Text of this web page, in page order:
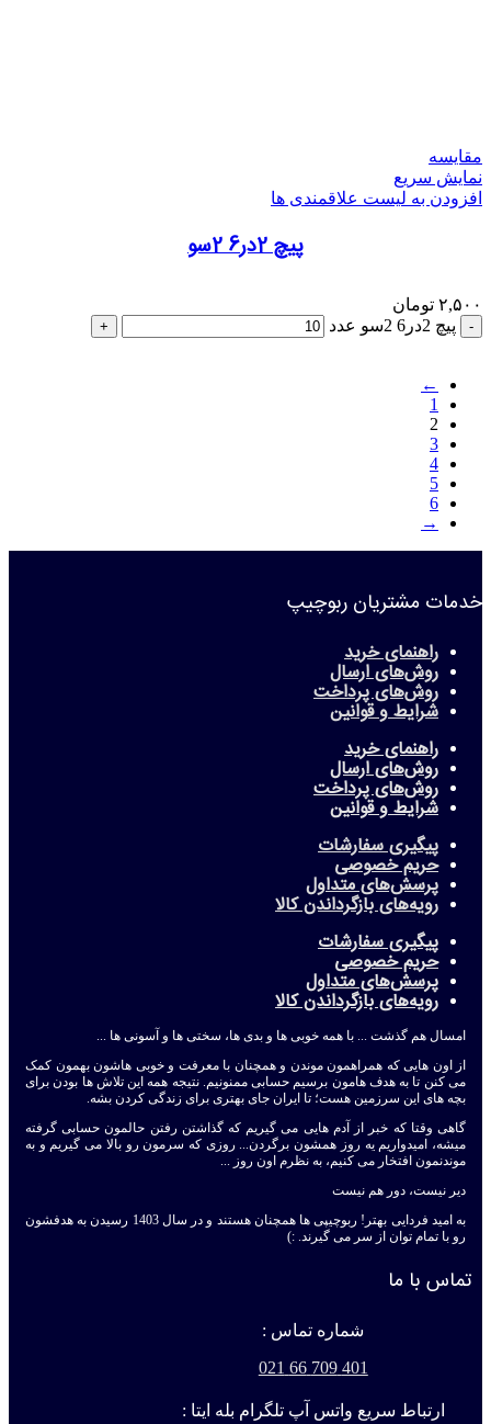
مقایسه
نمایش سریع
افزودن به لیست علاقمندی ها
پیچ 2در6 2سو
۲,۵۰۰ تومان
پیچ 2در6 2سو عدد
←
1
2
3
4
5
6
→
خدمات مشتریان ربوچیپ
راهنمای خرید
روش‌های ارسال
روش‌های پرداخت
شرایط و قوانین
راهنمای خرید
روش‌های ارسال
روش‌های پرداخت
شرایط و قوانین
پیگیری سفارشات
حریم خصوصی
پرسش‌های متداول
رویه‌های بازگرداندن کالا
پیگیری سفارشات
حریم خصوصی
پرسش‌های متداول
رویه‌های بازگرداندن کالا
امسال هم گذشت ... با همه خوبی ها و بدی ها، سختی ها و آسونی ها ...
از اون هایی که همراهمون موندن و همچنان با معرفت و خوبی هاشون بهمون کمک
می کنن تا به هدف هامون برسیم حسابی ممنونیم. نتیجه همه این تلاش ها بودن برای
بچه های این سرزمین هست؛ تا ایران جای بهتری برای زندگی کردن بشه.
گاهی وقتا که خبر از آدم هایی می گیریم که گذاشتن رفتن حالمون حسابی گرفته
میشه، امیدواریم یه روز همشون برگردن... روزی که سرمون رو بالا می گیریم و به
موندنمون افتخار می کنیم، به نظرم اون روز ...
دیر نیست، دور هم نیست
به امید فردایی بهتر! ربوچیپی ها همچنان هستند و در سال 1403 رسیدن به هدفشون
رو با تمام توان از سر می گیرند. :)
تماس با ما
شماره تماس :
401 709 66 021
ارتباط سریع واتس آپ تلگرام بله ایتا :